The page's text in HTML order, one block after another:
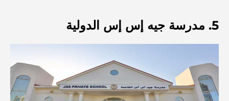
اكتشف جزيرة القمر في دبي: دليلك الأمثل
استكشاف المواقع التاريخية في دبي: رحلة عبر الزمن
5. مدرسة جيه إس إس الدولية